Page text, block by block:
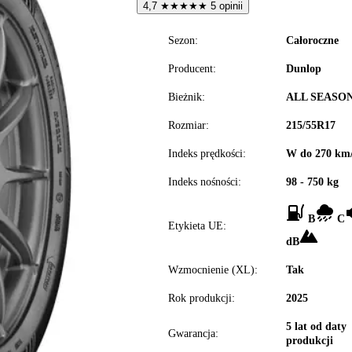
4,7 ★★★★★ 5 opinii
Sezon: Całoroczne
Producent: Dunlop
Bieżnik: ALL
Rozmiar: 215/55R17
Indeks prędkości: W do 270
Indeks nośności: 98 - 750 kg
Etykieta UE:
B
C
dB
Wzmocnienie (XL): Tak
Rok produkcji: 2025
Gwarancja:
5 lat od daty
produkcji